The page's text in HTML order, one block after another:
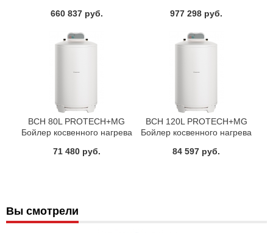
660 837 руб.
977 298 руб.
BCH 80L PROTECH+MG
Бойлер косвенного нагрева
71 480 руб.
BCH 120L PROTECH+MG
Бойлер косвенного нагрева
84 597 руб.
Вы смотрели